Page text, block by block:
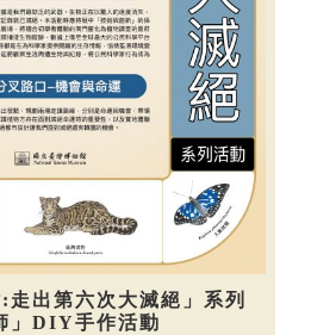
走出第六次大滅絕」系列
」DIY手作活動